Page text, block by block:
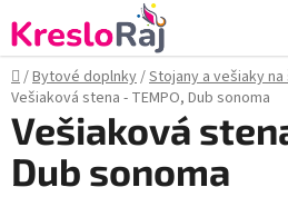
na
obsah
Domov
/Bytové doplnky/Stojany a vešiaky
Vešiaková stena - TEMPO, Dub sonoma
Vešiaková
Dub sonoma